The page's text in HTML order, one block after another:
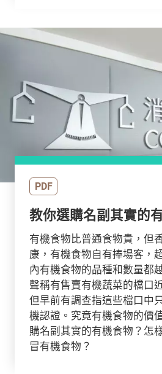
PDF
教你選購名副其實的
有機食物比普通食物貴，但
康，有機食物自有捧場客，
內有機食物的品種和數量都
聲稱有售賣有機蔬菜的檔口
但早前有調查指這些檔口中
機認證。究竟有機食物的價
購名副其實的有機食物？怎
冒有機食物？